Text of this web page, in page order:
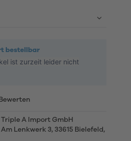
bestellbar
ist zurzeit leider nicht
Bewerten
Triple A Import GmbH
Am Lenkwerk 3, 33615 Bielefeld,